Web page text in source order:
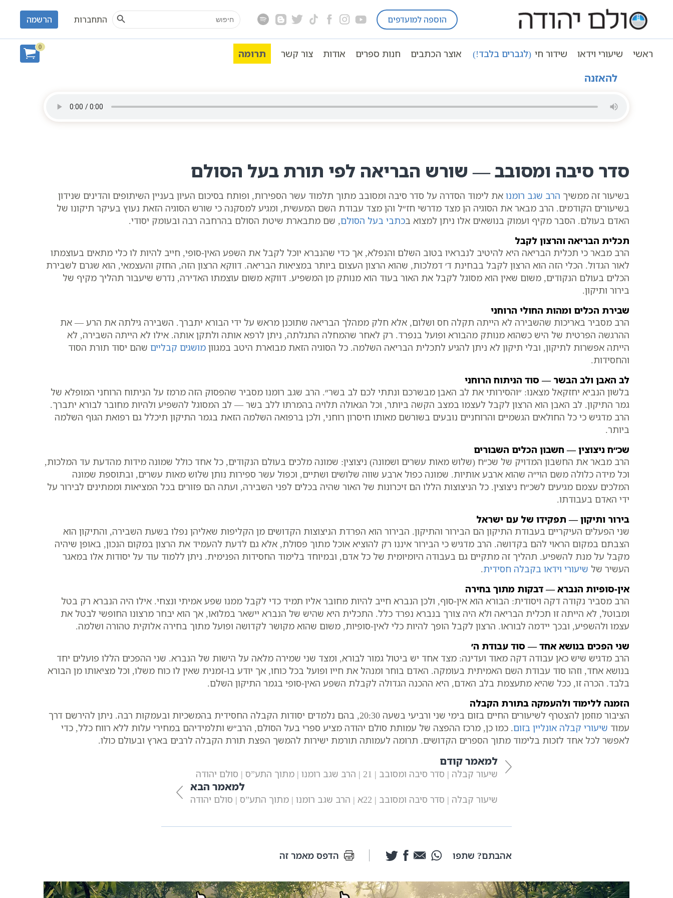
הוספה למועדפים Search
for:
Search Button
התחברות הרשמה
ראשי שיעורי וידאו שידור חי (לגברים בלבד!) אוצר הכתבים חנות ספרים אודות צור קשר תרומה
0
עמוד ראשי שיעורי וידאו סדר סיבה ומסובב שיעור קבלה | סדר סיבה ומסובב | 22 | הרב שגב רומנו | מתוך התע”ס | סולם יהודה
להאזנה
סדר סיבה ומסובב — שורש הבריאה לפי תורת בעל הסולם
בשיעור זה ממשיך הרב שגב רומנו את לימוד הסדרה על סדר סיבה ומסובב מתוך תלמוד עשר הספירות, ופותח בסיכום העיון בעניין השיתופים והדינים שנידון
בשיעורים הקודמים. הרב מבאר את הסוגיה הן מצד מדרשי חז״ל והן מצד עבודת השם המעשית, ומגיע למסקנה כי שורש הסוגיה הזאת נעוץ בעיקר תיקונו של
האדם בעולם. הסבר מקיף ועמוק בנושאים אלו ניתן למצוא בכתבי בעל הסולם, שם מתבארת שיטת הסולם בהרחבה רבה ובעומק יסודי.
תכלית הבריאה והרצון לקבל
הרב מבאר כי תכלית הבריאה היא להיטיב לנבראיו בטוב השלם והנפלא, אך כדי שהנברא יוכל לקבל את השפע האין-סופי, חייב להיות לו כלי מתאים בעוצמתו
לאור הגדול. הכלי הזה הוא הרצון לקבל בבחינת ד׳ דמלכות, שהוא הרצון העצום ביותר במציאות הבריאה. דווקא הרצון הזה, החזק והעצמאי, הוא שגרם לשבירת
הכלים בעולם הנקודים, משום שאין הוא מסוגל לקבל את האור בעוד הוא מנותק מן המשפיע. דווקא משום עוצמתו האדירה, נדרש שיעבור תהליך מקיף של
בירור ותיקון.
שבירת הכלים ומהות החולי הרוחני
הרב מסביר באריכות שהשבירה לא הייתה תקלה חס ושלום, אלא חלק ממהלך הבריאה שתוכנן מראש על ידי הבורא יתברך. השבירה גילתה את הרע — את
ההרגשה הפרטית של היש כשהוא מנותק מהבורא ופועל בנפרד. רק לאחר שהמחלה התגלתה, ניתן לרפא אותה ולתקן אותה. אילו לא הייתה השבירה, לא
הייתה אפשרות לתיקון, ובלי תיקון לא ניתן להגיע לתכלית הבריאה השלמה. כל הסוגיה הזאת מבוארת היטב במגוון מושגים קבליים שהם יסוד תורת הסוד
והחסידות.
לב האבן ולב הבשר — סוד הניתוח הרוחני
בלשון הנביא יחזקאל מצאנו: ״והסירותי את לב האבן מבשרכם ונתתי לכם לב בשר״. הרב שגב רומנו מסביר שהפסוק הזה מרמז על הניתוח הרוחני המופלא של
גמר התיקון. לב האבן הוא הרצון לקבל לעצמו במצב הקשה ביותר, וכל הגאולה תלויה בהמרתו ללב בשר — לב המסוגל להשפיע ולהיות מחובר לבורא יתברך.
הרב מדגיש כי כל החולאים הגשמיים והרוחניים נובעים בשורשם מאותו חיסרון רוחני, ולכן ברפואה השלמה הזאת בגמר התיקון תיכלל גם רפואת הגוף השלמה
ביותר.
שכ״ח ניצוצין — חשבון הכלים השבורים
הרב מבאר את החשבון המדויק של שכ״ח (שלוש מאות עשרים ושמונה) ניצוצין: שמונה מלכים בעולם הנקודים, כל אחד כולל שמונה מידות מהדעת עד המלכות,
וכל מידה כלולה משם הוי״ה שהוא ארבע אותיות. שמונה כפול ארבע שווה שלושים ושתיים, וכפול עשר ספירות נותן שלוש מאות עשרים, ובתוספת שמונה
המלכים עצמם מגיעים לשכ״ח ניצוצין. כל הניצוצות הללו הם זיכרונות של האור שהיה בכלים לפני השבירה, ועתה הם פזורים בכל המציאות וממתינים לבירור על
ידי האדם בעבודתו.
בירור ותיקון — תפקידו של עם ישראל
שני הפעלים העיקריים בעבודת התיקון הם הבירור והתיקון. הבירור הוא הפרדת הניצוצות הקדושים מן הקליפות שאליהן נפלו בשעת השבירה, והתיקון הוא
הצבתם במקום הראוי להם בקדושה. הרב מדגיש כי הבירור איננו רק להוציא אוכל מתוך פסולת, אלא גם לדעת להעמיד את הרצון במקום הנכון, באופן שיהיה
מקבל על מנת להשפיע. תהליך זה מתקיים גם בעבודה היומיומית של כל אדם, ובמיוחד בלימוד החסידות הפנימית. ניתן ללמוד עוד על יסודות אלו במאגר
העשיר של שיעורי וידאו בקבלה חסידית.
אין-סופיות הנברא — דבקות מתוך בחירה
הרב מסביר נקודה דקה ויסודית: הבורא הוא אין-סוף, ולכן הנברא חייב להיות מחובר אליו תמיד כדי לקבל ממנו שפע אמיתי ונצחי. אילו היה הנברא רק בטל
ומבוטל, לא הייתה זו תכלית הבריאה ולא היה צורך בנברא נפרד כלל. התכלית היא שהיש של הנברא יישאר במלואו, אך הוא יבחר מרצונו החופשי לבטל את
עצמו ולהשפיע, ובכך יידמה לבוראו. הרצון לקבל הופך להיות כלי לאין-סופיות, משום שהוא מקושר לקדושה ופועל מתוך בחירה אלוקית טהורה ושלמה.
שני הפכים בנושא אחד — סוד עבודת ה׳
הרב מדגיש שיש כאן עבודה דקה מאוד ועדינה: מצד אחד יש ביטול גמור לבורא, ומצד שני שמירה מלאה על הישות של הנברא. שני ההפכים הללו פועלים יחד
בנושא אחד, וזהו סוד עבודת השם האמיתית בעומקה. האדם בוחר ומנהל את חייו ופועל בכל כוחו, אך יודע בו-זמנית שאין לו כוח משלו, וכל מציאותו מן הבורא
בלבד. הכרה זו, ככל שהיא מתעצמת בלב האדם, היא ההכנה הגדולה לקבלת השפע האין-סופי בגמר התיקון השלם.
הזמנה ללימוד ולהעמקה בתורת הקבלה
הציבור מוזמן להצטרף לשיעורים החיים בזום בימי שני ורביעי בשעה 20:30, בהם נלמדים יסודות הקבלה החסידית בהמשכיות ובעמקות רבה. ניתן להירשם דרך
עמוד שיעורי קבלה אונליין בזום. כמו כן, מרכז ההפצה של עמותת סולם יהודה מציע ספרי בעל הסולם, הרב״ש ותלמידיהם במחירי עלות ללא רווח כלל, כדי
לאפשר לכל אחד לזכות בלימוד מתוך הספרים הקדושים. תרומה לעמותה תורמת ישירות להמשך הפצת תורת הקבלה לרבים בארץ ובעולם כולו.
למאמר קודם
שיעור קבלה | סדר סיבה ומסובב | 21 | הרב שגב רומנו | מתוך התע”ס | סולם יהודה
למאמר הבא
שיעור קבלה | סדר סיבה ומסובב | 22א | הרב שגב רומנו | מתוך התע”ס | סולם יהודה
אהבתם? שתפו הדפס מאמר זה